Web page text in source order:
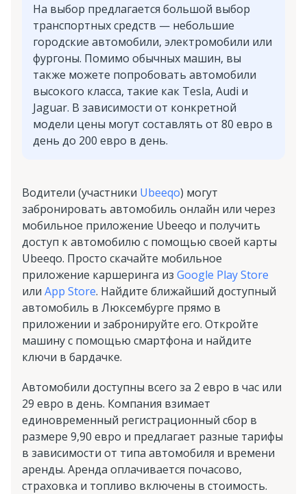
На выбор предлагается большой выбор
транспортных средств — небольшие
городские автомобили, электромобили или
фургоны. Помимо обычных машин, вы
также можете попробовать автомобили
высокого класса, такие как Tesla, Audi и
Jaguar. В зависимости от конкретной
модели цены могут составлять от 80 евро в
день до 200 евро в день.
Водители (участники Ubeeqo) могут
забронировать автомобиль онлайн или через
мобильное приложение Ubeeqo и получить
доступ к автомобилю с помощью своей карты
Ubeeqo. Просто скачайте мобильное
приложение каршеринга из Google Play Store
или App Store. Найдите ближайший доступный
автомобиль в Люксембурге прямо в
приложении и забронируйте его. Откройте
машину с помощью смартфона и найдите
ключи в бардачке.
Автомобили доступны всего за 2 евро в час или
29 евро в день. Компания взимает
единовременный регистрационный сбор в
размере 9,90 евро и предлагает разные тарифы
в зависимости от типа автомобиля и времени
аренды. Аренда оплачивается почасово,
страховка и топливо включены в стоимость.